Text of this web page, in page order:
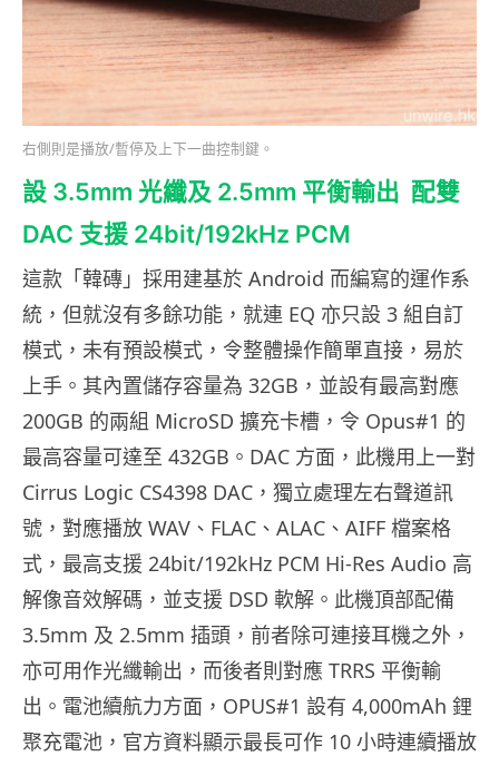
右側則是播放/暫停及上下一曲控制鍵。
設 3.5mm 光纖及 2.5mm 平衡輸出 配雙
DAC 支援 24bit/192kHz PCM
這款「韓磚」採用建基於 Android 而編寫的運作系
統，但就沒有多餘功能，就連 EQ 亦只設 3 組自訂
模式，未有預設模式，令整體操作簡單直接，易於
上手。其內置儲存容量為 32GB，並設有最高對應
200GB 的兩組 MicroSD 擴充卡槽，令 Opus#1 的
最高容量可達至 432GB。DAC 方面，此機用上一對
Cirrus Logic CS4398 DAC，獨立處理左右聲道訊
號，對應播放 WAV、FLAC、ALAC、AIFF 檔案格
式，最高支援 24bit/192kHz PCM Hi-Res Audio 高
解像音效解碼，並支援 DSD 軟解。此機頂部配備
3.5mm 及 2.5mm 插頭，前者除可連接耳機之外，
亦可用作光纖輸出，而後者則對應 TRRS 平衡輸
出。電池續航力方面，OPUS#1 設有 4,000mAh 鋰
聚充電池，官方資料顯示最長可作 10 小時連續播放